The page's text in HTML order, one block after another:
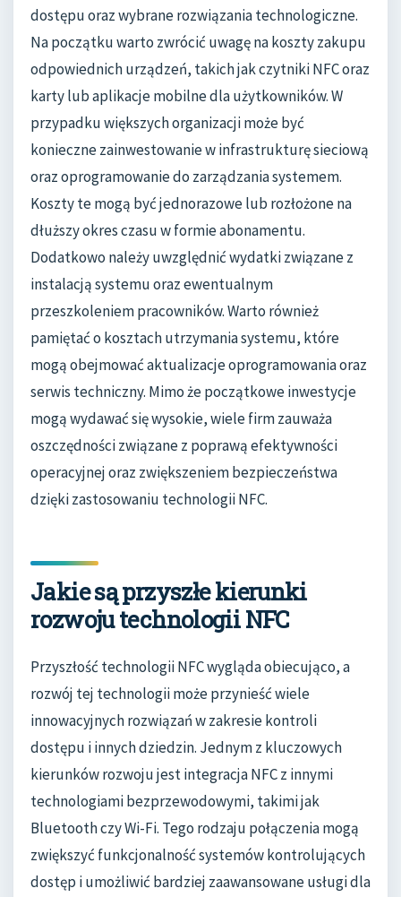
dostępu oraz wybrane rozwiązania technologiczne.
Na początku warto zwrócić uwagę na koszty zakupu
odpowiednich urządzeń, takich jak czytniki NFC oraz
karty lub aplikacje mobilne dla użytkowników. W
przypadku większych organizacji może być
konieczne zainwestowanie w infrastrukturę sieciową
oraz oprogramowanie do zarządzania systemem.
Koszty te mogą być jednorazowe lub rozłożone na
dłuższy okres czasu w formie abonamentu.
Dodatkowo należy uwzględnić wydatki związane z
instalacją systemu oraz ewentualnym
przeszkoleniem pracowników. Warto również
pamiętać o kosztach utrzymania systemu, które
mogą obejmować aktualizacje oprogramowania oraz
serwis techniczny. Mimo że początkowe inwestycje
mogą wydawać się wysokie, wiele firm zauważa
oszczędności związane z poprawą efektywności
operacyjnej oraz zwiększeniem bezpieczeństwa
dzięki zastosowaniu technologii NFC.
Jakie są przyszłe kierunki
rozwoju technologii NFC
Przyszłość technologii NFC wygląda obiecująco, a
rozwój tej technologii może przynieść wiele
innowacyjnych rozwiązań w zakresie kontroli
dostępu i innych dziedzin. Jednym z kluczowych
kierunków rozwoju jest integracja NFC z innymi
technologiami bezprzewodowymi, takimi jak
Bluetooth czy Wi-Fi. Tego rodzaju połączenia mogą
zwiększyć funkcjonalność systemów kontrolujących
dostęp i umożliwić bardziej zaawansowane usługi dla